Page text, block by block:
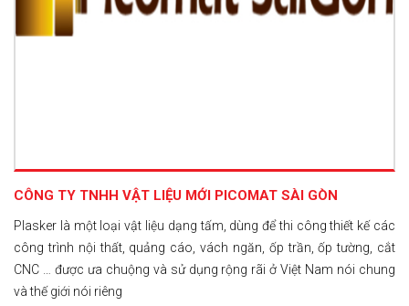
CÔNG TY TNHH VẬT LIỆU MỚI PICOMAT SÀI GÒN
Plasker là một loại vật liệu dạng tấm, dùng để thi công thiết kế các
công trình nội thất, quảng cáo, vách ngăn, ốp trần, ốp tường, cắt
CNC … được ưa chuộng và sử dụng rộng rãi ở Việt Nam nói chung
và thế giới nói riêng